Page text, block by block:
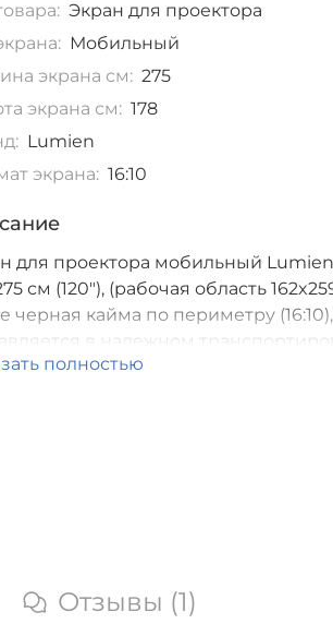
Экран для проектора
Мобильный
экрана см: 275
экрана см: 178
Lumien
экрана: 16:10
для проектора мобильный
см (120"), (рабочая область
черная кайма по периметру (16:10),
в надежном
[LMF-100125]
полностью
Отзывы (1)